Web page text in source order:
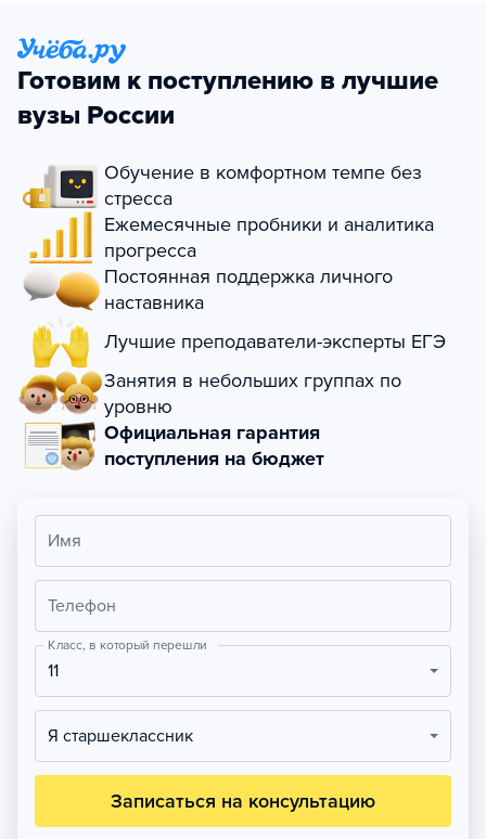
Готовим к поступлению в лучшие
вузы России
Обучение в комфортном темпе без
стресса
Ежемесячные пробники и аналитика
прогресса
Постоянная поддержка личного
наставника
Лучшие преподаватели-эксперты ЕГЭ
Занятия в небольших группах по
уровню
Официальная гарантия
поступления на бюджет
Имя
Телефон
Класс, в который перешли
11
Я старшеклассник
Записаться на консультацию